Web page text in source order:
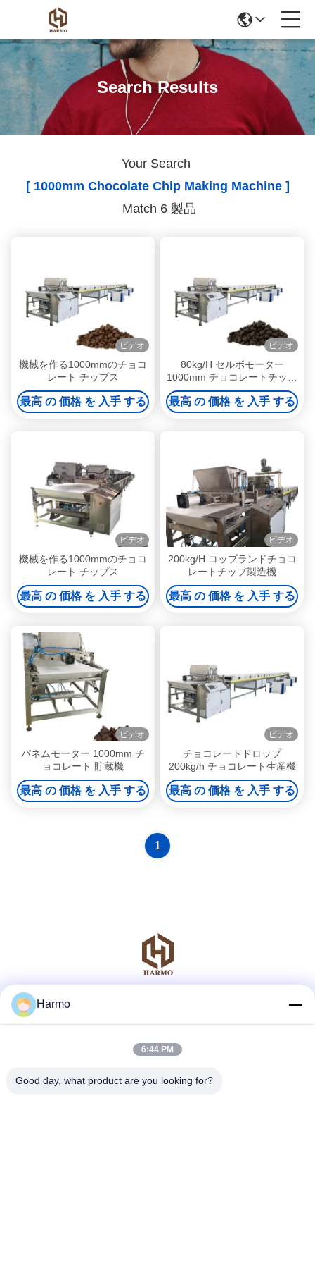
Search Results
Your Search
[ 1000mm Chocolate Chip Making Machine ]
Match 6 製品
ビデオ
機械を作る1000mmのチョコ
レート チップス
最高 の 価格 を 入手 する
ビデオ
80kg/H セルボモーター
1000mm チョコレートチップ
を作る機械
最高 の 価格 を 入手 する
ビデオ
機械を作る1000mmのチョコ
レート チップス
最高 の 価格 を 入手 する
ビデオ
200kg/H コップランドチョコ
レートチップ製造機
最高 の 価格 を 入手 する
ビデオ
パネムモーター 1000mm チ
ョコレート 貯蔵機
最高 の 価格 を 入手 する
ビデオ
チョコレートドロップ
200kg/h チョコレート生産機
最高 の 価格 を 入手 する
1
迅速な連絡
Harmo
6:44 PM
Good day, what product are you looking for?